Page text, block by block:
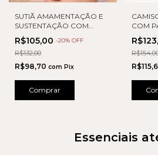
SUTIÃ AMAMENTAÇÃO E
SUSTENTAÇÃO COM
RENDA
R$105,00 -20% OFF
R$132,00
R$98,70 com Pix
Comprar
COM
Essenciais